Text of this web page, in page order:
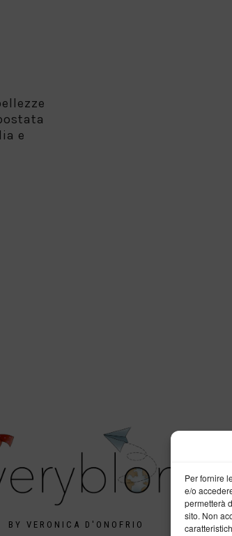
Per fornire
e/o
permetterà
sito. Non
e
BY VERONICA D'ONOFRIO